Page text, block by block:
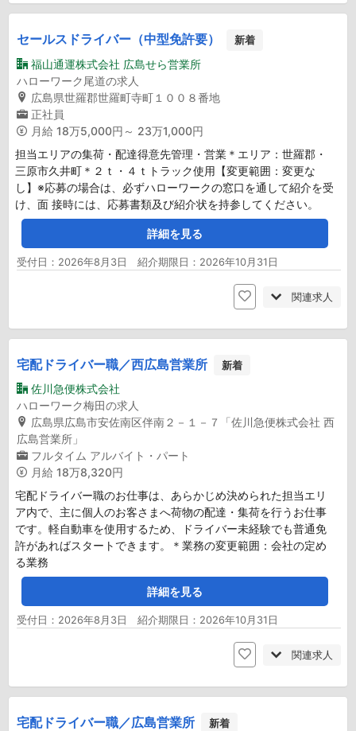
セールスドライバー（中型免許要） 新着
福山通運株式会社 広島せら営業所
ハローワーク尾道の求人
広島県世羅郡世羅町寺町１００８番地
正社員
月給 18万5,000円～ 23万1,000円
担当エリアの集荷・配達得意先管理・営業＊エリア：世羅郡・
三原市久井町＊２ｔ・４ｔトラック使用【変更範囲：変更な
し】※応募の場合は、必ずハローワークの窓口を通して紹介を受
け、面 接時には、応募書類及び紹介状を持参してください。
詳細を見る
受付日：2026年8月3日 紹介期限日：2026年10月31日
関連求人
宅配ドライバー職／西広島営業所 新着
佐川急便株式会社
ハローワーク梅田の求人
広島県広島市安佐南区伴南２－１－７「佐川急便株式会社 西
広島営業所」
フルタイム アルバイト・パート
月給 18万8,320円
宅配ドライバー職のお仕事は、あらかじめ決められた担当エリ
ア内で、主に個人のお客さまへ荷物の配達・集荷を行うお仕事
です。軽自動車を使用するため、ドライバー未経験でも普通免
許があればスタートできます。＊業務の変更範囲：会社の定め
る業務
詳細を見る
受付日：2026年8月3日 紹介期限日：2026年10月31日
関連求人
宅配ドライバー職／広島営業所 新着